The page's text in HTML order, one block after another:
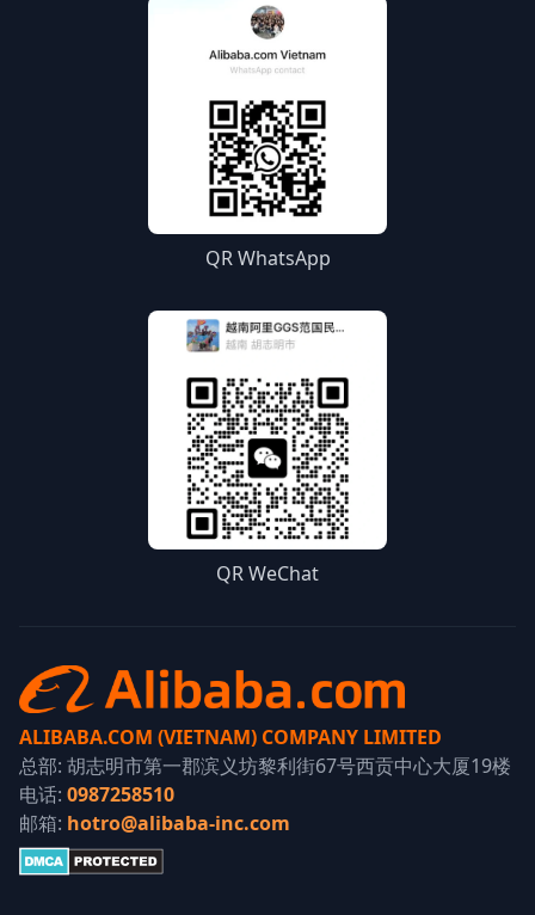
QR WhatsApp
QR WeChat
ALIBABA.COM (VIETNAM) COMPANY LIMITED
总部: 胡志明市第一郡滨义坊黎利街67号西贡中心大厦19楼
电话: 0987258510
邮箱: hotro@alibaba-inc.com